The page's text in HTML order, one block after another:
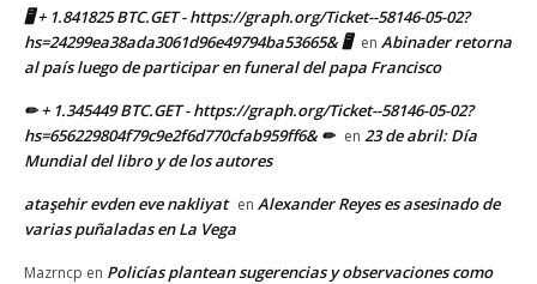
🖥 + 1.841825 BTC.GET - https://graph.org/Ticket--58146-05-02?
hs=24299ea38ada3061d96e49794ba53665& 🖥 en Abinader retorna
al país luego de participar en funeral del papa Francisco
✏ + 1.345449 BTC.GET - https://graph.org/Ticket--58146-05-02?
hs=656229804f79c9e2f6d770cfab959ff6& ✏ en 23 de abril: Día
Mundial del libro y de los autores
ataşehir evden eve nakliyat en Alexander Reyes es asesinado de
varias puñaladas en La Vega
Mazrncp en Policías plantean sugerencias y observaciones como